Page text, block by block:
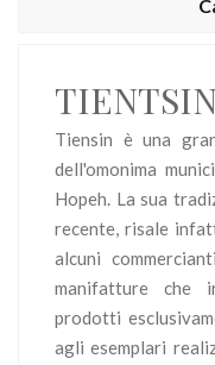
Tiensin è una
dell'omonima
Hopeh. La sua
recente, risale
alcuni
manifatture che
prodotti
agli esemplari